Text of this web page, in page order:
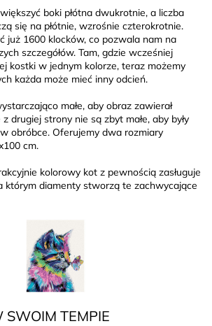
boki płótna dwukrotnie, a liczba
się na płótnie, wzrośnie czterokrotnie.
już 1600 klocków, co pozwala nam na
szczegółów. Tam, gdzie wcześniej
kostki w jednym kolorze, teraz możemy
każda może mieć inny odcień.
małe, aby obraz zawierał
z drugiej strony nie są zbyt małe, aby były
obróbce. Oferujemy dwa rozmiary
cm.
kolorowy kot z pewnością zasługuje
którym diamenty stworzą te zachwycające
SWOIM TEMPIE